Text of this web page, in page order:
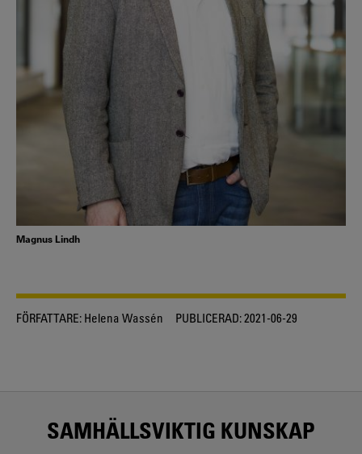
Magnus Lindh
FÖRFATTARE: Helena Wassén PUBLICERAD:2021-06-29
SAMHÄLLSVIKTIG KUNSKAP